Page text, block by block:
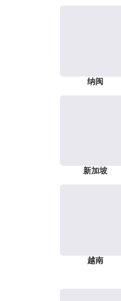
纳闽
新加坡
越南